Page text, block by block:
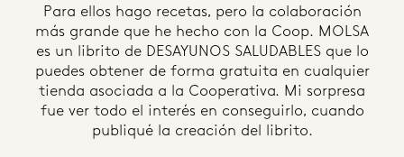
Para ellos hago recetas, pero la colaboración
más grande que he hecho con la Coop. MOLSA
es un librito de DESAYUNOS SALUDABLES que lo
puedes obtener de forma gratuita en cualquier
tienda asociada a la Cooperativa. Mi sorpresa
fue ver todo el interés en conseguirlo, cuando
publiqué la creación del librito.